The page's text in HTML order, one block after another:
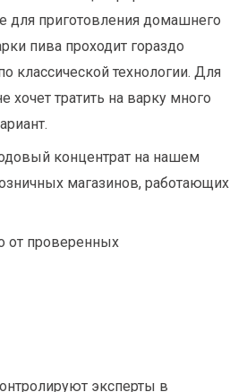
для приготовления домашнего
пива проходит гораздо
классической технологии. Для
хочет тратить на варку много
концентрат на нашем
магазинов, работающих
от проверенных
эксперты в